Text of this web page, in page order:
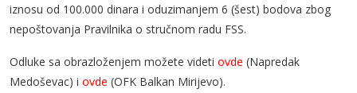
iznosu od 100.000 dinara i oduzimanjem 6 (šest) bodova zbog
nepoštovanja Pravilnika o stručnom radu FSS.
Odluke sa obrazloženjem možete videti ovde (Napredak
Medoševac) i ovde (OFK Balkan Mirijevo).